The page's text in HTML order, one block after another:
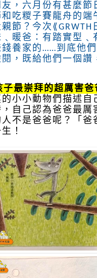
友，六月份有甚麼
吃糉子賽龍舟的端
親節？今次
暖爸：有踏實型﹑
錢養家的……到底他
閱，既給他們一個讚
子最崇拜的超厲害爸
的小小動物們描述自
，自己認為爸爸最厲
不是爸爸呢？「爸
！